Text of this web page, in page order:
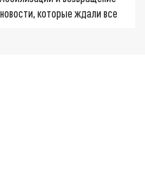
которые ждали все